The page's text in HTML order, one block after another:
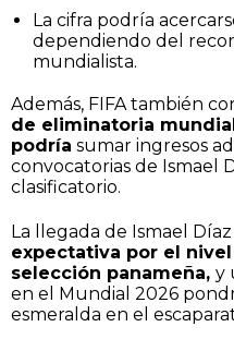
La cifra podría
dependiendo del
mundialista.
Además, FIFA también
de eliminatoria
podría sumar ingresos
convocatorias de Ismael
clasificatorio.
La llegada de Ismael
expectativa por el
selección panameña, y
en el Mundial 2026
esmeralda en el